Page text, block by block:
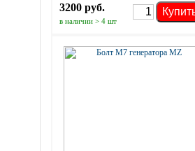
3200 руб.
в наличии > 4 шт